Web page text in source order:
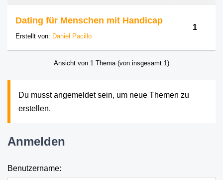
Dating für Menschen mit Handicap
Erstellt von: Daniel Pacillo
1
Ansicht von 1 Thema (von insgesamt 1)
Du musst angemeldet sein, um neue Themen zu
erstellen.
Anmelden
Benutzername: